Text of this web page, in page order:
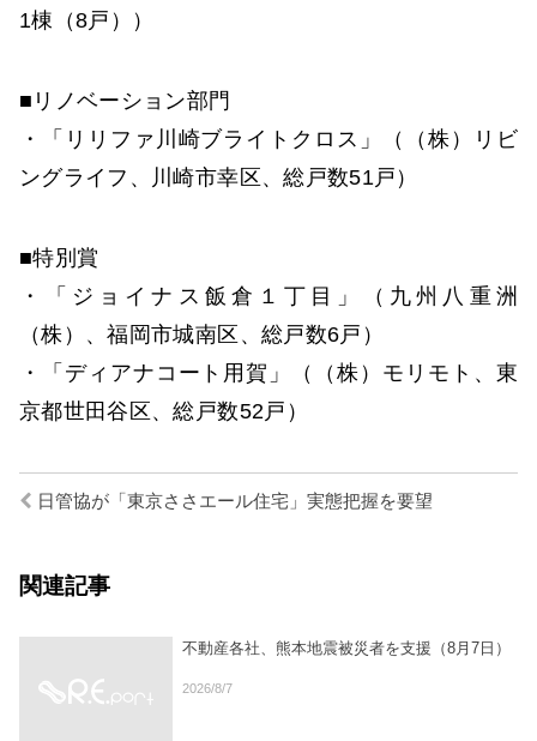
1棟（8戸））
■リノベーション部門
・「リリファ川崎ブライトクロス」（（株）リビ
ングライフ、川崎市幸区、総戸数51戸）
■特別賞
・「ジョイナス飯倉１丁目」（九州八重洲
（株）、福岡市城南区、総戸数6戸）
・「ディアナコート用賀」（（株）モリモト、東
京都世田谷区、総戸数52戸）
日管協が「東京ささエール住宅」実態把握を要望
関連記事
不動産各社、熊本地震被災者を支援（8月7日）
2026/8/7